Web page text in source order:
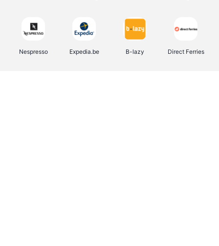
Nespresso Expedia.be B-lazy Direct Ferries